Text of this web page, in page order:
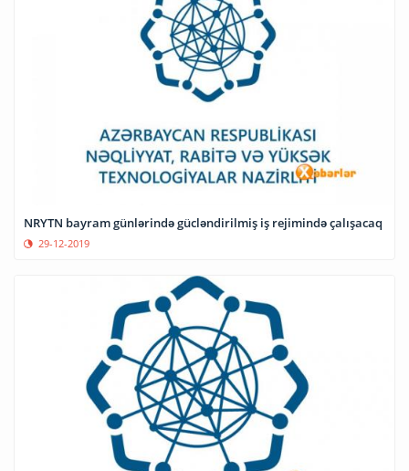
NRYTN bayram günlərində gücləndirilmiş iş rejimində çalışacaq
29-12-2019